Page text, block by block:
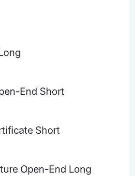
End Short
Short
Open-End Long